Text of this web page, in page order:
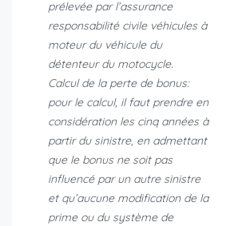
prélevée par l’assurance
responsabilité civile véhicules à
moteur du véhicule du
détenteur du motocycle.
Calcul de la perte de bonus:
pour le calcul, il faut prendre en
considération les cinq années à
partir du sinistre, en admettant
que le bonus ne soit pas
influencé par un autre sinistre
et qu’aucune modification de la
prime ou du système de